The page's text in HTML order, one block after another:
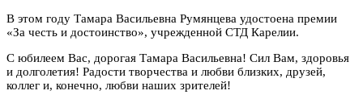
В этом году Тамара Васильевна Румянцева удостоена премии
«За честь и достоинство», учрежденной СТД Карелии.
С юбилеем Вас, дорогая Тамара Васильевна! Сил Вам, здоровья
и долголетия! Радости творчества и любви близких, друзей,
коллег и, конечно, любви наших зрителей!